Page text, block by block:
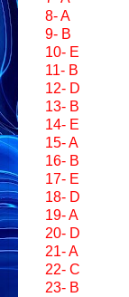
8- A
9- B
10- E
11- B
12- D
13- B
14- E
15- A
16- B
17- E
18- D
19- A
20- D
21- A
22- C
23- B